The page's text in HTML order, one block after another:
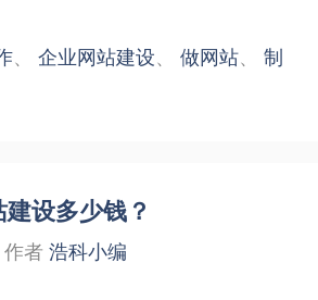
、 企业网站建设、 做网站、 制
设多少钱？
作者 浩科小编